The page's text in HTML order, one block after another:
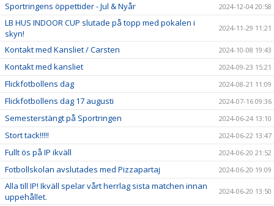
Sportringens öppettider - Jul & Nyår 2024-12-04 20:58
LB HUS INDOOR CUP slutade på topp med pokalen i
skyn!
2024-11-29 11:21
Kontakt med Kansliet / Carsten 2024-10-08 19:43
Kontakt med kansliet 2024-09-23 15:21
Flickfotbollens dag 2024-08-21 11:09
Flickfotbollens dag 17 augusti 2024-07-16 09:36
Semesterstängt på Sportringen 2024-06-24 13:10
Stort tack!!!!! 2024-06-22 13:47
Fullt ös på IP ikväll 2024-06-20 21:52
Fotbollskolan avslutades med Pizzapartaj 2024-06-20 19:09
Alla till IP! Ikväll spelar vårt herrlag sista matchen innan
uppehållet.
2024-06-20 13:50